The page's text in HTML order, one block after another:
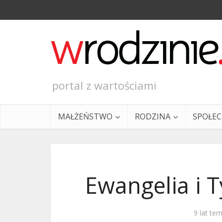
portal z wartościami
MAŁŻEŃSTWO RODZINA
Ewangelia i
9 lat